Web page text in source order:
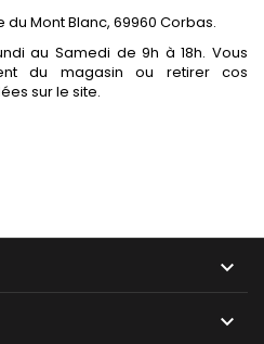
du Mont Blanc, 69960 Corbas.
au Samedi de 9h à 18h. Vous
du magasin ou retirer cos
sur le site.

